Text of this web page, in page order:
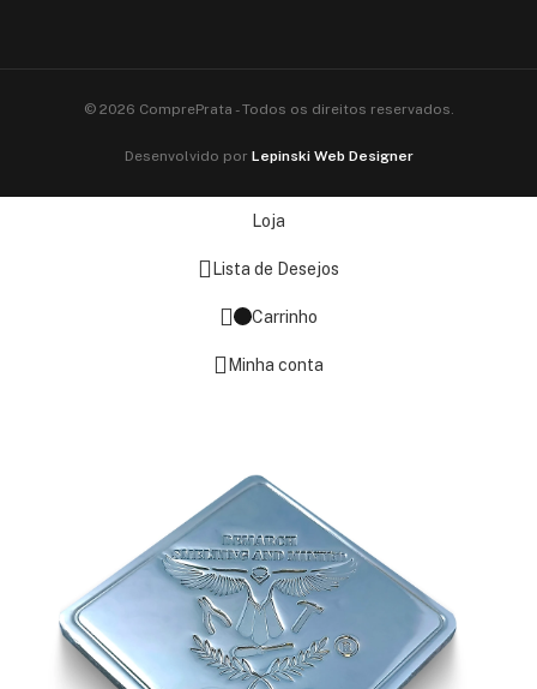
© 2026 ComprePrata - Todos os direitos reservados.
Desenvolvido por Lepinski Web Designer
Loja
Lista de Desejos
Carrinho
Minha conta